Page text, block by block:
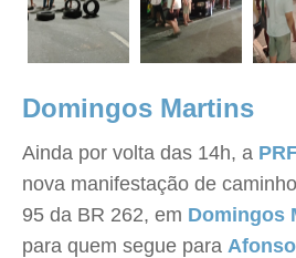
Domingos Martins
Ainda por volta das 14h, a
nova manifestação de
95 da BR 262, em Domingos
para quem segue para